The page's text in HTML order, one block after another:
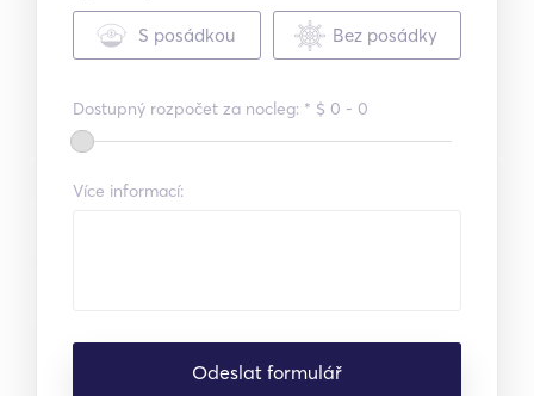
S posádkou Bez posádky
Dostupný rozpočet za nocleg: * $ 0 - 0
Více informací:
Odeslat formulář